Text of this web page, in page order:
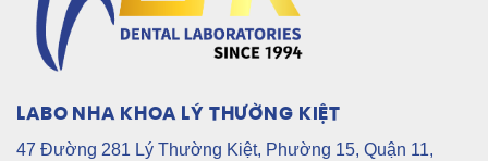
LABO NHA KHOA LÝ THƯỜNG KIỆT
47 Đường 281 Lý Thường Kiệt, Phường 15, Quận 11,